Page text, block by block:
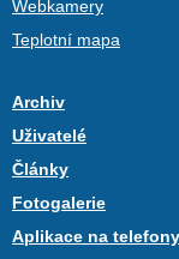
Webkamery
Teplotní mapa
Archiv
Uživatelé
Články
Fotogalerie
Aplikace na telefony